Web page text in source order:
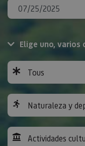
Elige uno,
Tous
Naturaleza y
Actividades